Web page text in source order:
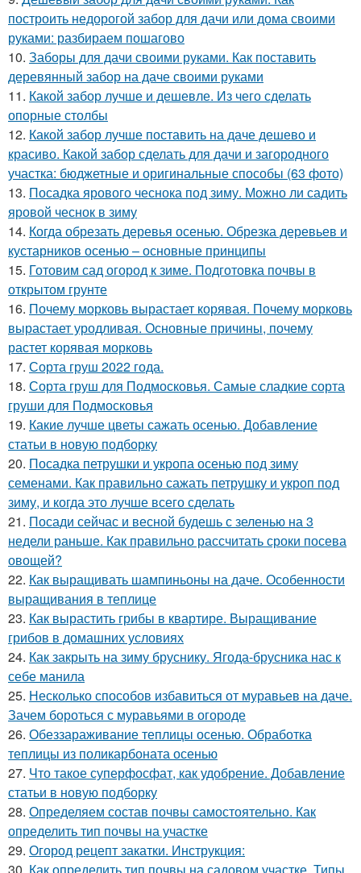
построить недорогой забор для дачи или дома своими
руками: разбираем пошагово
10. Заборы для дачи своими руками. Как поставить
деревянный забор на даче своими руками
11. Какой забор лучше и дешевле. Из чего сделать
опорные столбы
12. Какой забор лучше поставить на даче дешево и
красиво. Какой забор сделать для дачи и загородного
участка: бюджетные и оригинальные способы (63 фото)
13. Посадка ярового чеснока под зиму. Можно ли садить
яровой чеснок в зиму
14. Когда обрезать деревья осенью. Обрезка деревьев и
кустарников осенью – основные принципы
15. Готовим сад огород к зиме. Подготовка почвы в
открытом грунте
16. Почему морковь вырастает корявая. Почему морковь
вырастает уродливая. Основные причины, почему
растет корявая морковь
17. Сорта груш 2022 года.
18. Сорта груш для Подмосковья. Самые сладкие сорта
груши для Подмосковья
19. Какие лучше цветы сажать осенью. Добавление
статьи в новую подборку
20. Посадка петрушки и укропа осенью под зиму
семенами. Как правильно сажать петрушку и укроп под
зиму, и когда это лучше всего сделать
21. Посади сейчас и весной будешь с зеленью на 3
недели раньше. Как правильно рассчитать сроки посева
овощей?
22. Как выращивать шампиньоны на даче. Особенности
выращивания в теплице
23. Как вырастить грибы в квартире. Выращивание
грибов в домашних условиях
24. Как закрыть на зиму бруснику. Ягода-брусника нас к
себе манила
25. Несколько способов избавиться от муравьев на даче.
Зачем бороться с муравьями в огороде
26. Обеззараживание теплицы осенью. Обработка
теплицы из поликарбоната осенью
27. Что такое суперфосфат, как удобрение. Добавление
статьи в новую подборку
28. Определяем состав почвы самостоятельно. Как
определить тип почвы на участке
29. Огород рецепт закатки. Инструкция: